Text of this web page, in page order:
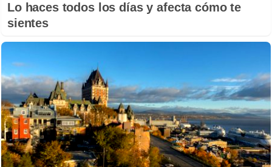
Lo haces todos los días y afecta cómo te
sientes